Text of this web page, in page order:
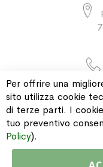
INFORMAZIONI
Per offrire una
sito utilizza cookie
di terze parti. I
tuo preventivo
Policy).